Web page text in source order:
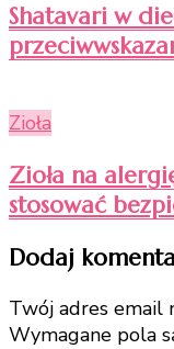
Shatavari w
Zioła
Zioła na
stosować
Dodaj
Twój adres email
Wymagane pola